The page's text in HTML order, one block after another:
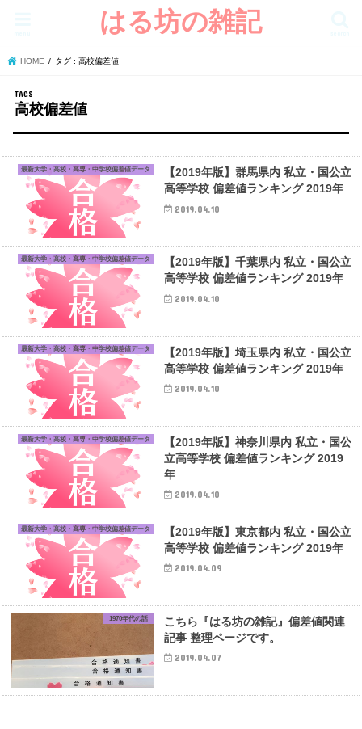
はる坊の雑記
HOME タグ : 高校偏差値
高校偏差値
最新大学・高校・高専・中学校偏差値データ
【2019年版】群馬県内 私立・国公立
高等学校 偏差値ランキング 2019年
2019.04.10
最新大学・高校・高専・中学校偏差値データ
【2019年版】千葉県内 私立・国公立
高等学校 偏差値ランキング 2019年
2019.04.10
最新大学・高校・高専・中学校偏差値データ
【2019年版】埼玉県内 私立・国公立
高等学校 偏差値ランキング 2019年
2019.04.10
最新大学・高校・高専・中学校偏差値データ
【2019年版】神奈川県内 私立・国公
立高等学校 偏差値ランキング 2019
年
2019.04.10
最新大学・高校・高専・中学校偏差値データ
【2019年版】東京都内 私立・国公立
高等学校 偏差値ランキング 2019年
2019.04.09
1970年代の話
こちら『はる坊の雑記』偏差値関連
記事 整理ページです。
2019.04.07